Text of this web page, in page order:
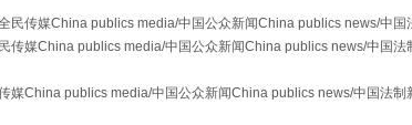
场 事关残疾人未来5年
民传媒China publics media/中国公众新闻China publics news/中
传媒China publics media/中国公众新闻China publics news/中国
媒China publics media/中国公众新闻China publics news/中国法